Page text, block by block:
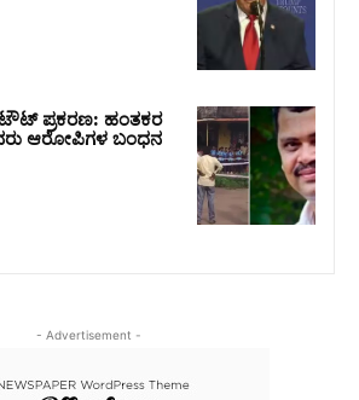
ಪ್ರಕರಣ: ಹಂತಕರ
ಆರೋಪಿಗಳ ಬಂಧನ
- Advertisement -